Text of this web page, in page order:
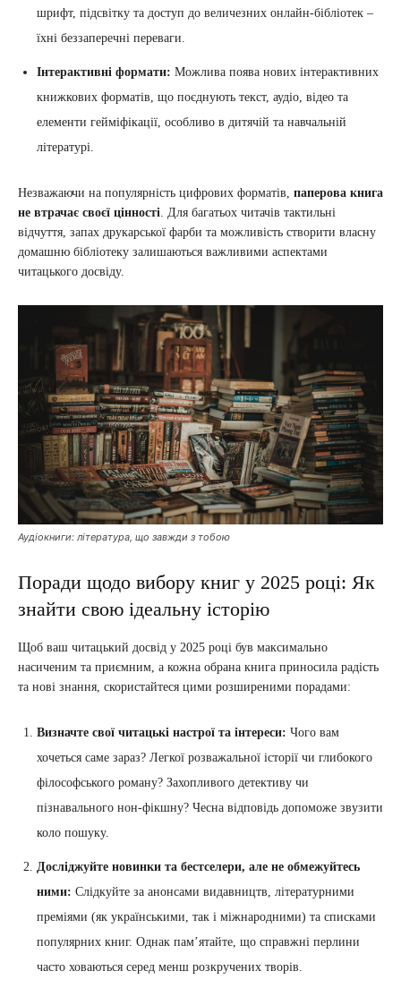
шрифт, підсвітку та доступ до величезних онлайн-бібліотек –
їхні беззаперечні переваги.
Інтерактивні формати: Можлива поява нових інтерактивних
книжкових форматів, що поєднують текст, аудіо, відео та
елементи гейміфікації, особливо в дитячій та навчальній
літературі.
Незважаючи на популярність цифрових форматів, паперова книга
не втрачає своєї цінності . Для багатьох читачів тактильні
відчуття, запах друкарської фарби та можливість створити власну
домашню бібліотеку залишаються важливими аспектами
читацького досвіду.
Аудіокниги: література, що завжди з тобою
Поради щодо вибору книг у 2025 році: Як
знайти свою ідеальну історію
Щоб ваш читацький досвід у 2025 році був максимально
насиченим та приємним, а кожна обрана книга приносила радість
та нові знання, скористайтеся цими розширеними порадами:
Визначте свої читацькі настрої та інтереси: Чого вам
хочеться саме зараз? Легкої розважальної історії чи глибокого
філософського роману? Захопливого детективу чи
пізнавального нон-фікшну? Чесна відповідь допоможе звузити
коло пошуку.
Досліджуйте новинки та бестселери, але не обмежуйтесь
ними: Слідкуйте за анонсами видавництв, літературними
преміями (як українськими, так і міжнародними) та списками
популярних книг. Однак пам’ятайте, що справжні перлини
часто ховаються серед менш розкручених творів.